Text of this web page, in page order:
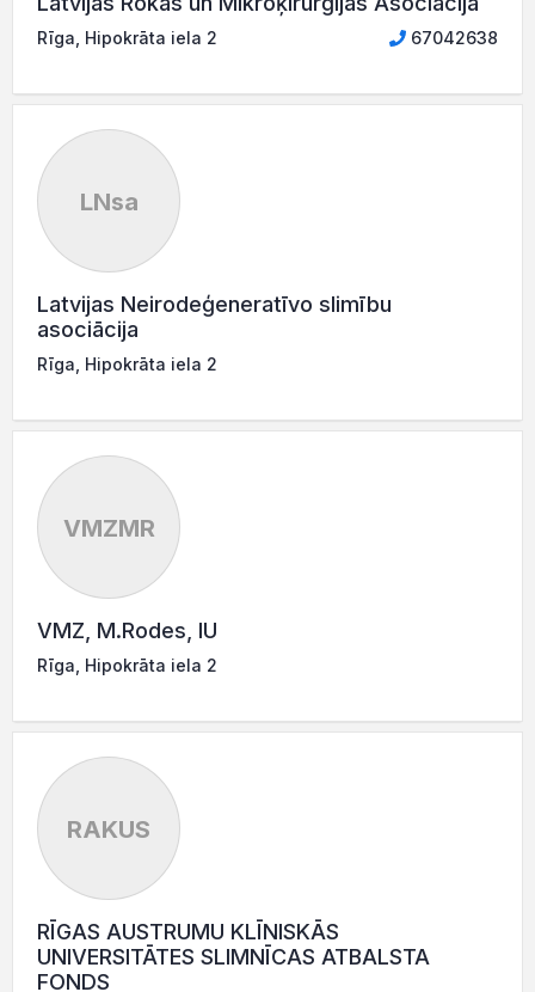
Rīga, Hipokrāta iela 2 67042638
LNsa
Latvijas Neirodeģeneratīvo slimību
asociācija
Rīga, Hipokrāta iela 2
VMZMR
VMZ, M.Rodes, IU
Rīga, Hipokrāta iela 2
RAKUS
RĪGAS AUSTRUMU KLĪNISKĀS
UNIVERSITĀTES SLIMNĪCAS ATBALSTA
FONDS